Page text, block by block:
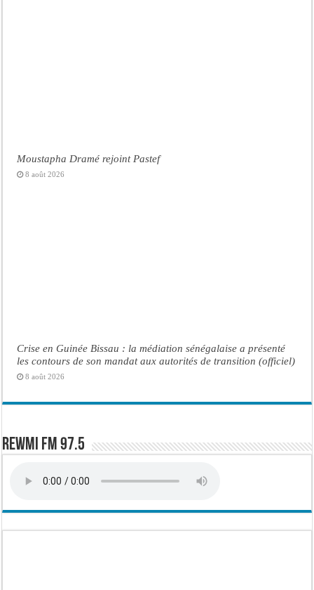
Moustapha Dramé rejoint Pastef
8 août 2026
Crise en Guinée Bissau : la médiation sénégalaise a présenté
les contours de son mandat aux autorités de transition (officiel)
8 août 2026
Rewmi FM 97.5